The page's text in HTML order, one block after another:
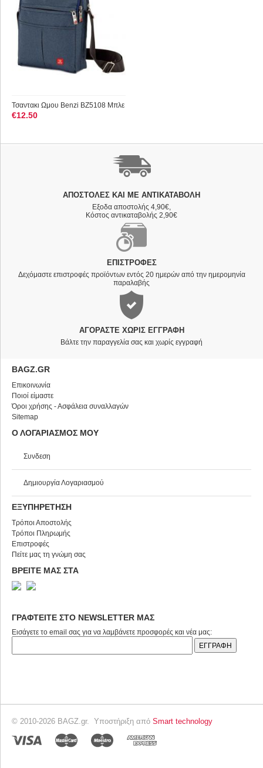
Τσαντακι Ωμου Benzi BZ5108 Μπλε
€12.50
ΑΠΟΣΤΟΛΈΣ ΚΑΙ ΜΕ ΑΝΤΙΚΑΤΑΒΟΛΗ
Εξοδα αποστολής 4,90€,
Κόστος αντικαταβολής 2,90€
ΕΠΙΣΤΡΟΦΈΣ
Δεχόμαστε επιστροφές προϊόντων εντός 20 ημερών από την ημερομηνία
παραλαβής
ΑΓΟΡΆΣΤΕ ΧΩΡΊΣ ΕΓΓΡΑΦΉ
Βάλτε την παραγγελία σας και χωρίς εγγραφή
BAGZ.GR
Επικοινωνία
Ποιοί είμαστε
Όροι χρήσης - Ασφάλεια συναλλαγών
Sitemap
Ο ΛΟΓΑΡΙΑΣΜΟΣ ΜΟΥ
Συνδεση
Δημιουργία Λογαριασμού
ΕΞΥΠΗΡΕΤΗΣΗ
Τρόποι Αποστολής
Τρόποι Πληρωμής
Επιστροφές
Πείτε μας τη γνώμη σας
ΒΡΕΙΤΕ ΜΑΣ ΣΤΑ
ΓΡΑΦΤΕΙΤΕ ΣΤΟ NEWSLETTER ΜΑΣ
Εισάγετε το email σας για να λαμβάνετε προσφορές και νέα μας:
© 2010-2026 BAGZ.gr. Υποστήριξη από Smart technology